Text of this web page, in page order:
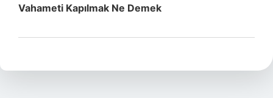
Vahameti Kapılmak Ne Demek